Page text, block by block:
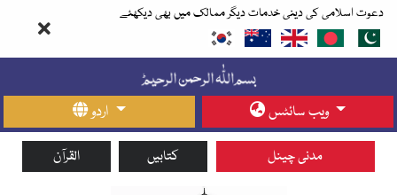
دعوت اسلامی کی دینی خدمات دیگر ممالک میں بھی دیکھئے
اردو ویب سائٹس
القرآن کتابیں مدنی چینل